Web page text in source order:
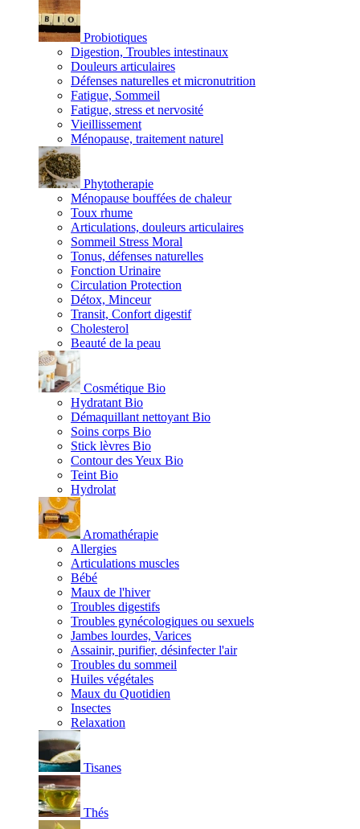
Probiotiques
Digestion, Troubles intestinaux
Douleurs articulaires
Défenses naturelles et micronutrition
Fatigue, Sommeil
Fatigue, stress et nervosité
Vieillissement
Ménopause, traitement naturel
Phytotherapie
Ménopause bouffées de chaleur
Toux rhume
Articulations, douleurs articulaires
Sommeil Stress Moral
Tonus, défenses naturelles
Fonction Urinaire
Circulation Protection
Détox, Minceur
Transit, Confort digestif
Cholesterol
Beauté de la peau
Cosmétique Bio
Hydratant Bio
Démaquillant nettoyant Bio
Soins corps Bio
Stick lèvres Bio
Contour des Yeux Bio
Teint Bio
Hydrolat
Aromathérapie
Allergies
Articulations muscles
Bébé
Maux de l'hiver
Troubles digestifs
Troubles gynécologiques ou sexuels
Jambes lourdes, Varices
Assainir, purifier, désinfecter l'air
Troubles du sommeil
Huiles végétales
Maux du Quotidien
Insectes
Relaxation
Tisanes
Thés